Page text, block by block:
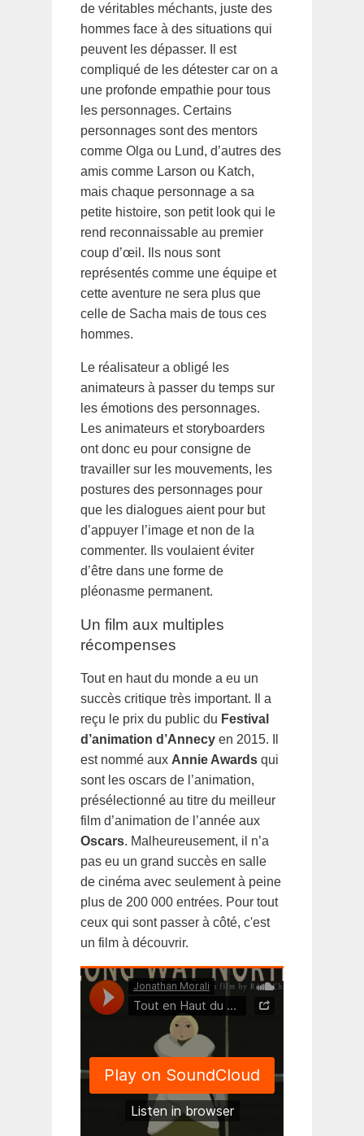
de véritables méchants, juste des
hommes face à des situations qui
peuvent les dépasser. Il est
compliqué de les détester car on a
une profonde empathie pour tous
les personnages. Certains
personnages sont des mentors
comme Olga ou Lund, d’autres des
amis comme Larson ou Katch,
mais chaque personnage a sa
petite histoire, son petit look qui le
rend reconnaissable au premier
coup d’œil. Ils nous sont
représentés comme une équipe et
cette aventure ne sera plus que
celle de Sacha mais de tous ces
hommes.
Le réalisateur a obligé les
animateurs à passer du temps sur
les émotions des personnages.
Les animateurs et storyboarders
ont donc eu pour consigne de
travailler sur les mouvements, les
postures des personnages pour
que les dialogues aient pour but
d’appuyer l’image et non de la
commenter. Ils voulaient éviter
d’être dans une forme de
pléonasme permanent.
Un film aux multiples
récompenses
Tout en haut du monde a eu un
succès critique très important. Il a
reçu le prix du public du Festival
d’animation d’Annecy en 2015. Il
est nommé aux Annie Awards qui
sont les oscars de l’animation,
présélectionné au titre du meilleur
film d’animation de l’année aux
Oscars. Malheureusement, il n’a
pas eu un grand succès en salle
de cinéma avec seulement à peine
plus de 200 000 entrées. Pour tout
ceux qui sont passer à côté, c'est
un film à découvrir.